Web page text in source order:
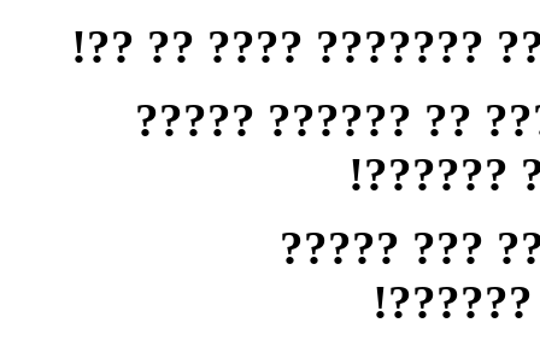
? ??? ????? ?? ????
????? ?? ?? ?
????? ?
??? ?? ??